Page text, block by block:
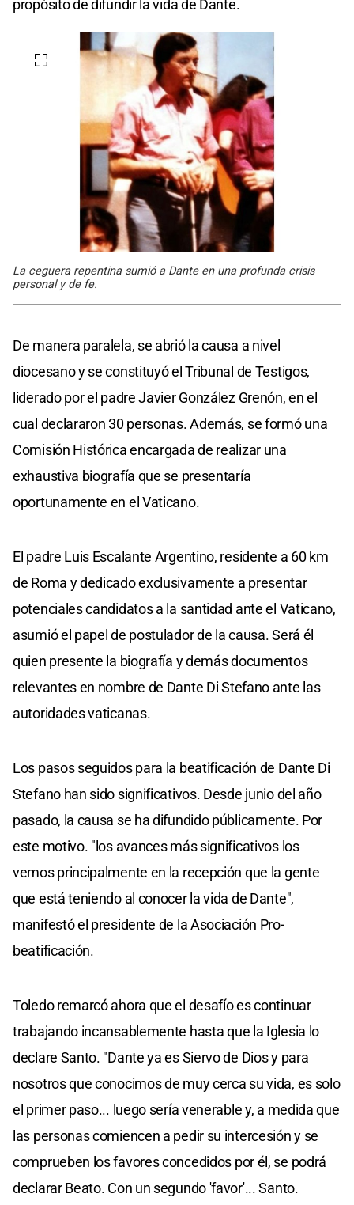
propósito de difundir la vida de Dante.
La ceguera repentina sumió a Dante en una profunda crisis
personal y de fe.
De manera paralela, se abrió la causa a nivel
diocesano y se constituyó el Tribunal de Testigos,
liderado por el padre Javier González Grenón, en el
cual declararon 30 personas. Además, se formó una
Comisión Histórica encargada de realizar una
exhaustiva biografía que se presentaría
oportunamente en el Vaticano.
El padre Luis Escalante Argentino, residente a 60 km
de Roma y dedicado exclusivamente a presentar
potenciales candidatos a la santidad ante el Vaticano,
asumió el papel de postulador de la causa. Será él
quien presente la biografía y demás documentos
relevantes en nombre de Dante Di Stefano ante las
autoridades vaticanas.
Los pasos seguidos para la beatificación de Dante Di
Stefano han sido significativos. Desde junio del año
pasado, la causa se ha difundido públicamente. Por
este motivo. "los avances más significativos los
vemos principalmente en la recepción que la gente
que está teniendo al conocer la vida de Dante",
manifestó el presidente de la Asociación Pro-
beatificación.
Toledo remarcó ahora que el desafío es continuar
trabajando incansablemente hasta que la Iglesia lo
declare Santo. "Dante ya es Siervo de Dios y para
nosotros que conocimos de muy cerca su vida, es solo
el primer paso... luego sería venerable y, a medida que
las personas comiencen a pedir su intercesión y se
comprueben los favores concedidos por él, se podrá
declarar Beato. Con un segundo 'favor'... Santo.